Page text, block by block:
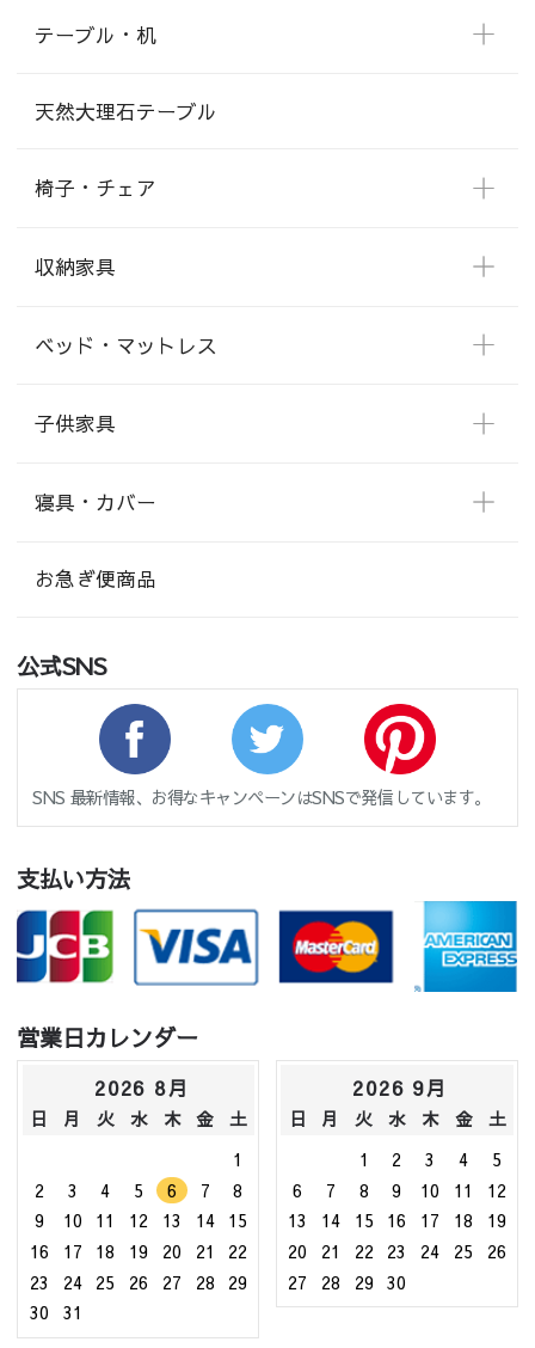
テーブル・机
天然大理石テーブル
椅子・チェア
収納家具
ベッド・マットレス
子供家具
寝具・カバー
お急ぎ便商品
公式SNS
SNS 最新情報、お得なキャンペーンはSNSで発信しています。
支払い方法
営業日カレンダー
2026 8月
日 月 火 水 木 金
土
1
2
3 4 5 6 7
8
9
10 11 12 13 14
15
16
17 18 19 20 21
22
23
24 25 26 27 28
29
30
31
2026 9月
日 月 火 水 木 金
土
1
2 3 4
5
6
7 8 9 10 11
12
13
14 15 16 17 18
19
20
21 22 23 24 25
26
27
28 29 30